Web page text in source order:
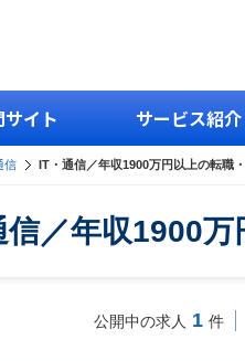
イト サービス紹介
信 IT・通信／年収1900万円以上の転職
信／年収1900
公開中の求人 1 件